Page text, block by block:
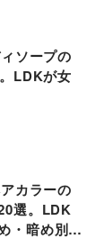
ソープの
LDKが女
カラーの
選。LDK
・暗め別に